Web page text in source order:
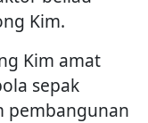
Kim.
Kim amat
sepak
pembangunan